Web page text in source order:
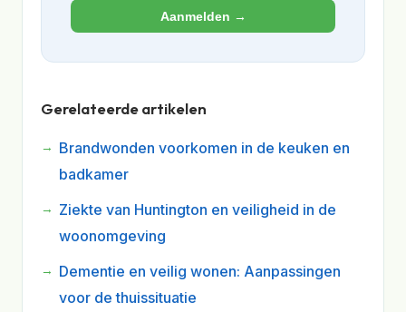
Aanmelden →
Gerelateerde artikelen
Brandwonden voorkomen in de keuken en
badkamer
Ziekte van Huntington en veiligheid in de
woonomgeving
Dementie en veilig wonen: Aanpassingen
voor de thuissituatie